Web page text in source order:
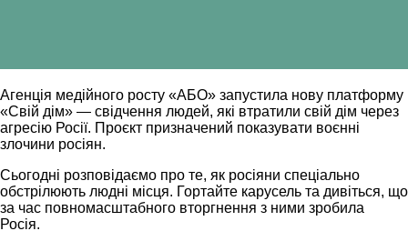
Агенція медійного росту «АБО» запустила нову платформу
«Свій дім» — свідчення людей, які втратили свій дім через
агресію Росії. ​​Проєкт призначений показувати воєнні
злочини росіян.
Сьогодні розповідаємо про те, як росіяни спеціально
обстрілюють людні місця. Гортайте карусель та дивіться, що
за час повномасштабного вторгнення з ними зробила
Росія.